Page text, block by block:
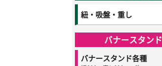
紐・吸盤・重し
バナースタンド
バナースタンド各種